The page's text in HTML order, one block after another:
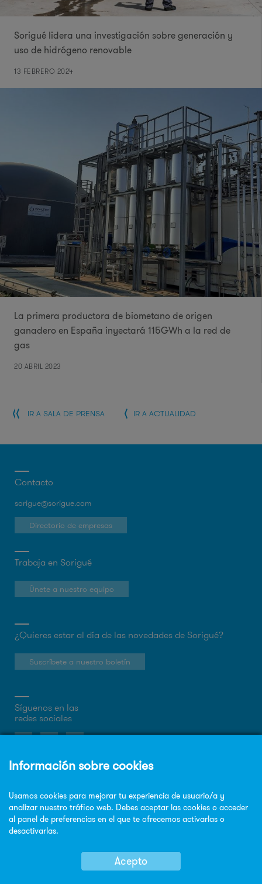
Sorigué lidera una investigación sobre generación y
uso de hidrógeno renovable
13 FEBRERO 2024
La primera productora de biometano de origen
ganadero en España inyectará 115GWh a la red de
gas
20 ABRIL 2023
IR A SALA DE PRENSA IR A ACTUALIDAD
Contacto
sorigue@sorigue.com
Directorio de empresas
Trabaja en Sorigué
Únete a nuestro equipo
¿Quieres estar al día de las novedades de Sorigué?
Suscríbete a nuestro boletín
Síguenos en las
redes sociales
Sobre la web
Política de privacidad
Política de cookies